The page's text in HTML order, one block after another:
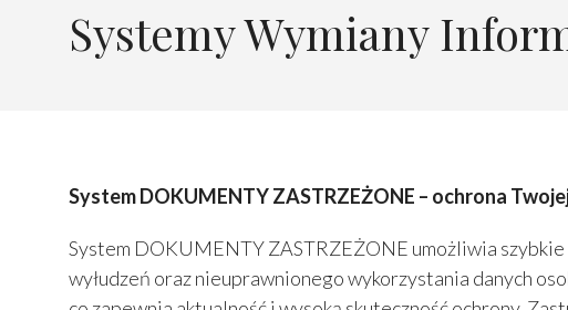
Systemy Wymiany
System DOKUMENTY ZASTRZEŻONE – ochrona
System DOKUMENTY ZASTRZEŻONE umożliwia
wyłudzeń oraz nieuprawnionego wykorzystania danych